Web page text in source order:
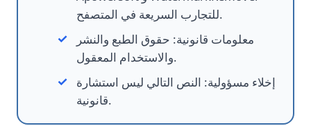
للتجارب السريعة في المتصفح.
معلومات قانونية: حقوق الطبع والنشر
والاستخدام المعقول.
إخلاء مسؤولية: النص التالي ليس استشارة
قانونية.